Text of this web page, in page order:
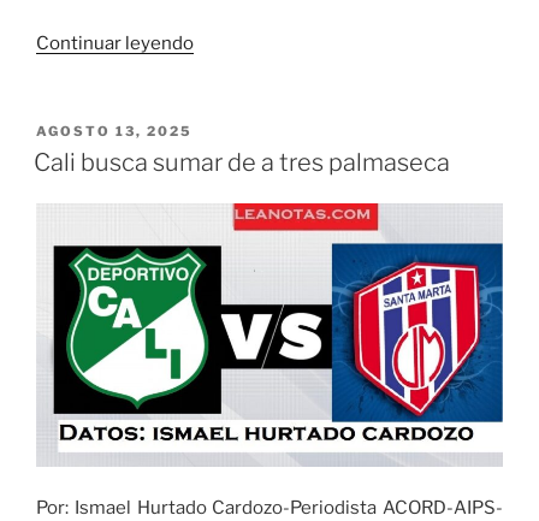
Continuar leyendo«Portal
especial
categoría
Periodismo
Deportivo
del
IV
Premio
Vallecaucano
de
«Gerardo
PUBLICADO
EL
AGOSTO 13, 2025
Cali busca sumar de a tres palmaseca
Por: Ismael Hurtado Cardozo-Periodista ACORD-AIPS-